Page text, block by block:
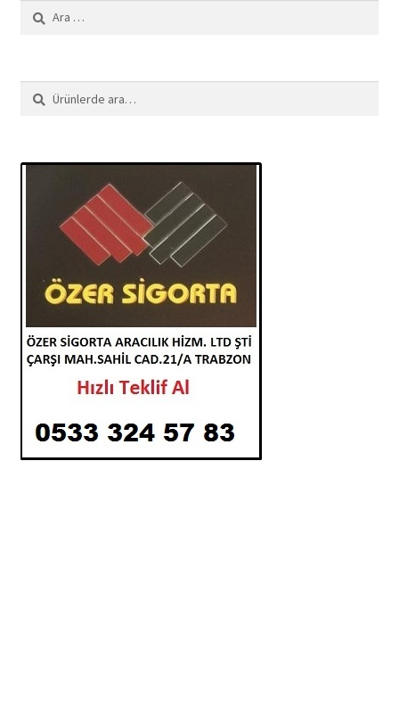
Arama:
Ara:
Ara